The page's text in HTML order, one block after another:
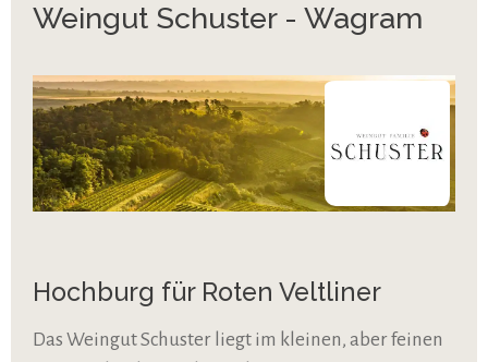
Weingut Schuster - Wagram
Hochburg für Roten Veltliner
Das Weingut Schuster liegt im kleinen, aber feinen